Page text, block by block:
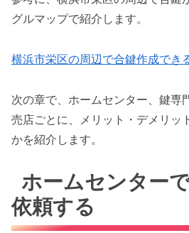
グルマップで紹介します。
横浜市栄区の周辺で合鍵作成でき
次の章で、ホームセンター、鍵専
売店ごとに、メリット・デメリッ
かを紹介します。
ホームセンター
依頼する